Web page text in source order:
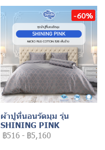
-60%
ผ้าปูที่นอนรัดมุม รุ่น
SHINING PINK
฿516 - ฿5,160